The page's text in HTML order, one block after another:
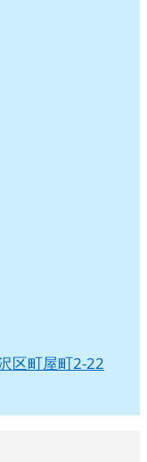
区町屋町2-22